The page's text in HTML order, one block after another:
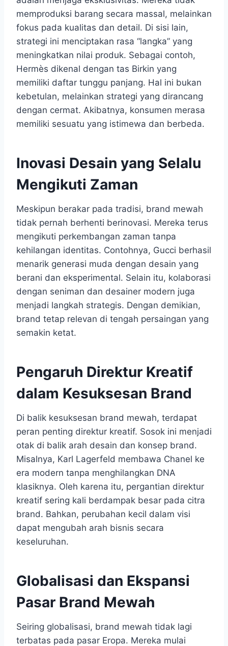
memproduksi barang secara massal, melainkan
fokus pada kualitas dan detail. Di sisi lain,
strategi ini menciptakan rasa “langka” yang
meningkatkan nilai produk. Sebagai contoh,
Hermès dikenal dengan tas Birkin yang
memiliki daftar tunggu panjang. Hal ini bukan
kebetulan, melainkan strategi yang dirancang
dengan cermat. Akibatnya, konsumen merasa
memiliki sesuatu yang istimewa dan berbeda.
Inovasi Desain yang Selalu
Mengikuti Zaman
Meskipun berakar pada tradisi, brand mewah
tidak pernah berhenti berinovasi. Mereka terus
mengikuti perkembangan zaman tanpa
kehilangan identitas. Contohnya, Gucci berhasil
menarik generasi muda dengan desain yang
berani dan eksperimental. Selain itu, kolaborasi
dengan seniman dan desainer modern juga
menjadi langkah strategis. Dengan demikian,
brand tetap relevan di tengah persaingan yang
semakin ketat.
Pengaruh Direktur Kreatif
dalam Kesuksesan Brand
Di balik kesuksesan brand mewah, terdapat
peran penting direktur kreatif. Sosok ini menjadi
otak di balik arah desain dan konsep brand.
Misalnya, Karl Lagerfeld membawa Chanel ke
era modern tanpa menghilangkan DNA
klasiknya. Oleh karena itu, pergantian direktur
kreatif sering kali berdampak besar pada citra
brand. Bahkan, perubahan kecil dalam visi
dapat mengubah arah bisnis secara
keseluruhan.
Globalisasi dan Ekspansi
Pasar Brand Mewah
Seiring globalisasi, brand mewah tidak lagi
terbatas pada pasar Eropa. Mereka mulai